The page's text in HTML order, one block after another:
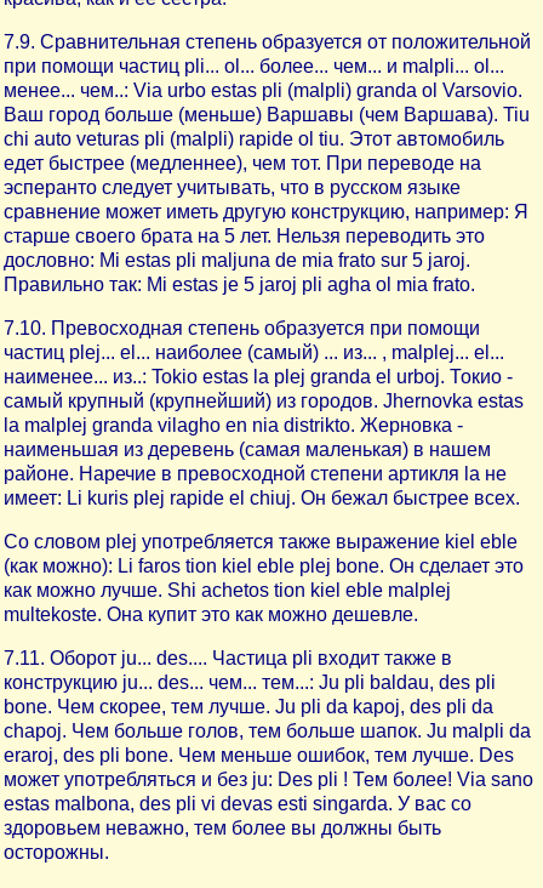
7.9. Сравнительная степень образуется от положительной
при помощи частиц pli... ol... более... чем... и malpli... ol...
менее... чем..: Via urbo estas pli (malpli) granda ol Varsovio.
Ваш город больше (меньше) Варшавы (чем Варшава). Tiu
chi auto veturas pli (malpli) rapide ol tiu. Этот автомобиль
едет быстрее (медленнее), чем тот. При переводе на
эсперанто следует учитывать, что в русском языке
сравнение может иметь другую конструкцию, например: Я
старше своего брата на 5 лет. Нельзя переводить это
дословно: Mi estas pli maljuna de mia frato sur 5 jaroj.
Правильно так: Mi estas je 5 jaroj pli agha ol mia frato.
7.10. Превосходная степень образуется при помощи
частиц plej... el... наиболее (самый) ... из... , malplej... el...
наименее... из..: Tokio estas la plej granda el urboj. Токио -
самый крупный (крупнейший) из городов. Jhernovka estas
la malplej granda vilagho en nia distrikto. Жерновка -
наименьшая из деревень (самая маленькая) в нашем
районе. Наречие в превосходной степени артикля la не
имеет: Li kuris plej rapide el chiuj. Он бежал быстрее всех.
Со словом plej употребляется также выражение kiel eble
(как можно): Li faros tion kiel eble plej bone. Он сделает это
как можно лучше. Shi achetos tion kiel eble malplej
multekoste. Она купит это как можно дешевле.
7.11. Оборот ju... des.... Частица pli входит также в
конструкцию ju... des... чем... тем...: Ju pli baldau, des pli
bone. Чем скорее, тем лучше. Ju pli da kapoj, des pli da
chapoj. Чем больше голов, тем больше шапок. Ju malpli da
eraroj, des pli bone. Чем меньше ошибок, тем лучше. Des
может употребляться и без ju: Des pli ! Тем более! Via sano
estas malbona, des pli vi devas esti singarda. У вас со
здоровьем неважно, тем более вы должны быть
осторожны.